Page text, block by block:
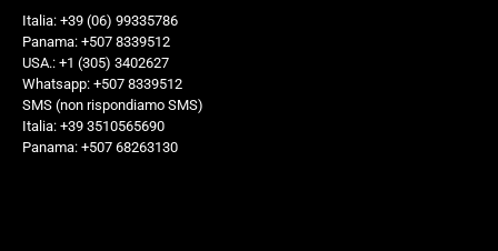
Italia: +39 (06) 99335786
Panama: +507 8339512
USA.: +1 (305) 3402627
Whatsapp: +507 8339512
SMS (non rispondiamo SMS)
Italia: +39 3510565690
Panama: +507 68263130